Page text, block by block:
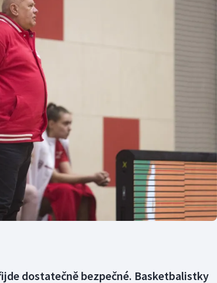
Moderní pětiboj
Motorsport
Olympijské hry
Parasport
Plavání
Plážový volejbal
dostatečně bezpečné. Basketbalistky